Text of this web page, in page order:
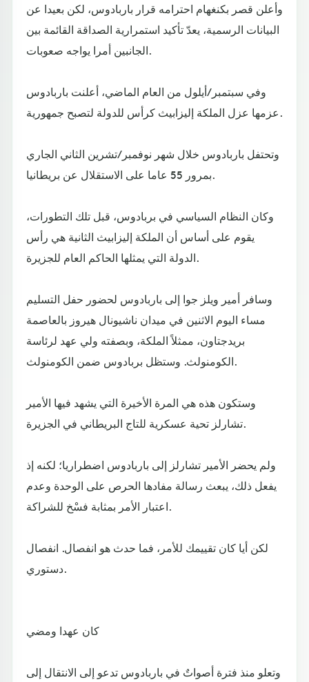
وأعلن قصر بكنغهام احترامه قرار باربادوس، لكن بعيدا عن
البيانات الرسمية، يعدّ تأكيد استمرارية الصداقة القائمة بين
الجانبين أمرا يواجه صعوبات.
وفي سبتمبر/أيلول من العام الماضي، أعلنت باربادوس
عزمها عزل الملكة إليزابيث كرأس للدولة لتصبح جمهورية.
وتحتفل باربادوس خلال شهر نوفمبر/تشرين الثاني الجاري
بمرور 55 عاما على الاستقلال عن بريطانيا.
وكان النظام السياسي في بربادوس، قبل تلك التطورات،
يقوم على أساس أن الملكة إليزابيث الثانية هي رأس
الدولة التي يمثلها الحاكم العام للجزيرة.
وسافر أمير ويلز جوا إلى باربادوس لحضور حفل التسليم
مساء اليوم الاثنين في ميدان ناشيونال هيروز بالعاصمة
بريدجتاون، ممثلاً الملكة، وبصفته ولي عهد لرئاسة
الكومنولث. وستظل بربادوس ضمن الكومنولث.
وستكون هذه هي المرة الأخيرة التي يشهد فيها الأمير
تشارلز تحية عسكرية للتاج البريطاني في الجزيرة.
ولم يحضر الأمير تشارلز إلى باربادوس اضطراريا؛ لكنه إذ
يفعل ذلك، يبعث رسالة مفادها الحرص على الوحدة وعدم
اعتبار الأمر بمثابة فسْخ للشراكة.
لكن أيا كان تقييمك للأمر، فما حدث هو انفصال. انفصال
دستوري.
كان عهدا ومضي
وتعلو منذ فترة أصواتٌ في باربادوس تدعو إلى الانتقال إلى